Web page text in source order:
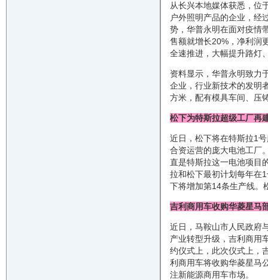
从长兴本地媒体获悉，位
户外照明产品的企业，经
势，华普永明在面对疫情
售额就增长20%，净利润
全速推进，大幅提升路灯
资料显示，华普永明致力
企业，行业新技术的发明
方米，配有模具车间、压
松下为特斯拉超级工厂再
近日，松下将在特斯拉1
合资运营的庞大电池工厂
直是特斯拉这一电池项目
拉和松下最初计划每年在
下将增加第14条生产线。
吉利商用车收购华菱星马
近日，马鞍山市人民政府
产业转型升级，吉利商用
约仪式上，此次仪式上，
利商用车将收购华菱星马
注新能源商用车市场。